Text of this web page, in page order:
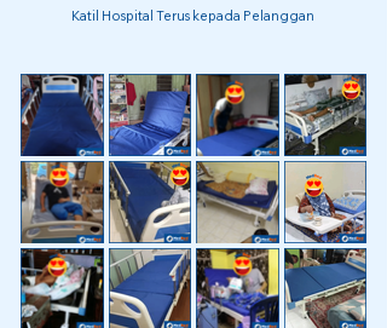
Katil Hospital Terus kepada Pelanggan